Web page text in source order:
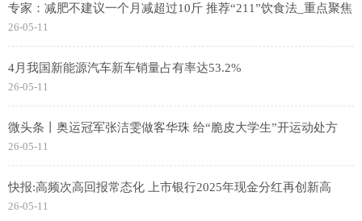
专家：减肥不建议一个月减超过10斤 推荐“211”饮食法_重点聚焦
26-05-11
4月我国新能源汽车新车销量占有率达53.2%
26-05-11
微头条丨奥运冠军张洁雯做客华珠 给“脆皮大学生”开运动处方
26-05-11
快报:高频次高回报常态化 上市银行2025年现金分红再创新高
26-05-11